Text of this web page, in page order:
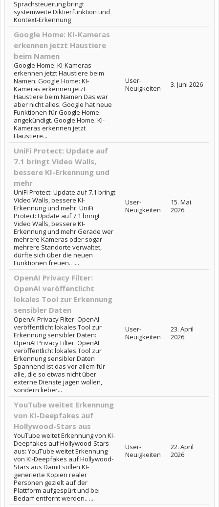
Sprachsteuerung bringt
systemweite Diktierfunktion und
Kontext-Erkennung
Google Home: KI-Kameras
erkennen jetzt Haustiere
beim Namen
Google Home: KI-Kameras
erkennen jetzt Haustiere beim
Namen: Google Home: KI-
Kameras erkennen jetzt
Haustiere beim Namen Das war
aber nicht alles. Google hat neue
Funktionen für Google Home
angekündigt. Google Home: KI-
Kameras erkennen jetzt
Haustiere...
User-
Neuigkeiten
3. Juni 2026
UniFi Protect: Update auf
7.1 bringt Video Walls,
bessere KI-Erkennung und
mehr
UniFi Protect: Update auf 7.1 bringt
Video Walls, bessere KI-
Erkennung und mehr: UniFi
Protect: Update auf 7.1 bringt
Video Walls, bessere KI-
Erkennung und mehr Gerade wer
mehrere Kameras oder sogar
mehrere Standorte verwaltet,
dürfte sich über die neuen
Funktionen freuen.. ....
User-
Neuigkeiten
15. Mai
2026
OpenAI Privacy Filter:
OpenAI veröffentlicht
lokales Tool zur Erkennung
sensibler Daten
OpenAI Privacy Filter: OpenAI
veröffentlicht lokales Tool zur
Erkennung sensibler Daten:
OpenAI Privacy Filter: OpenAI
veröffentlicht lokales Tool zur
Erkennung sensibler Daten
Spannend ist das vor allem für
alle, die so etwas nicht über
externe Dienste jagen wollen,
sondern lieber...
User-
Neuigkeiten
23. April
2026
YouTube weitet Erkennung
von KI-Deepfakes auf
Hollywood-Stars aus
YouTube weitet Erkennung von KI-
Deepfakes auf Hollywood-Stars
aus: YouTube weitet Erkennung
von KI-Deepfakes auf Hollywood-
Stars aus Damit sollen KI-
generierte Kopien realer
Personen gezielt auf der
Plattform aufgespürt und bei
Bedarf entfernt werden.. ....
User-
Neuigkeiten
22. April
2026